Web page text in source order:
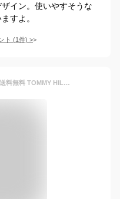
イン。使いやすそうな
すよ。
ト (1件) >
セール！30％OFF 【3足セット】送料無料 TOMMY HILFIGER トミーヒルフィガー メンズ レディース オーガニックコットン混 足底パイル ワンポイント ショート丈 ソックス 92554052